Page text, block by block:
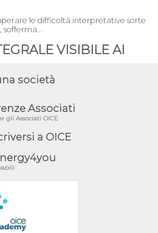
le difficoltà interpretative sorte
VISIBILE AI
società
Associati
gli Associati OICE
a OICE